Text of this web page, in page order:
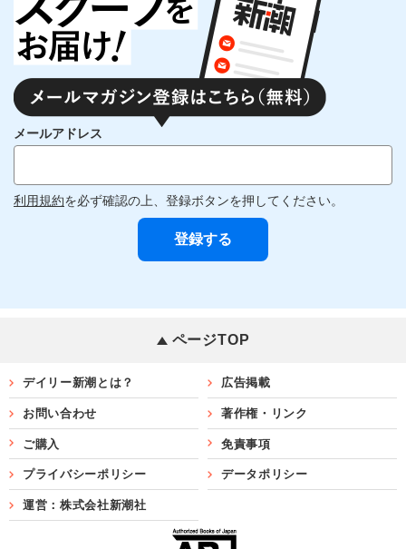
メールアドレス
利用規約を必ず確認の上、登録ボタンを押してください。
ページTOP
デイリー新潮とは？ 広告掲載
お問い合わせ 著作権・リンク
ご購入 免責事項
プライバシーポリシー データポリシー
運営：株式会社新潮社